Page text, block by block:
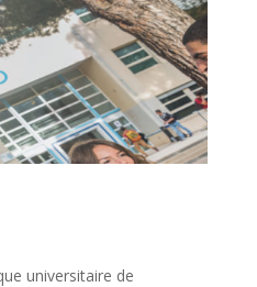
universitaire de